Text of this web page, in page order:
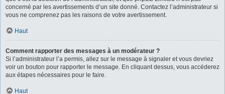
concerné par les avertissements d’un site donné. Contactez l’administrateur si
vous ne comprenez pas les raisons de votre avertissement.
Haut
Comment rapporter des messages à un modérateur ?
Si l’administrateur l’a permis, allez sur le message à signaler et vous devriez
voir un bouton pour rapporter le message. En cliquant dessus, vous accéderez
aux étapes nécessaires pour le faire.
Haut